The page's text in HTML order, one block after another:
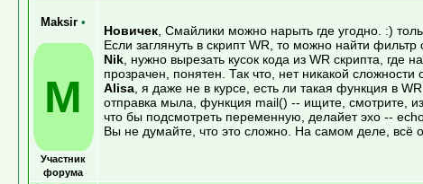
Maksir •
M
Участник
форума
Новичек, Смайлики можно нарыть где угодно. :)
Если заглянуть в скрипт WR, то можно найти
Nik, нужно вырезать кусок кода из WR скрипта,
прозрачен, понятен. Так что, нет никакой сложности
Alisa, я даже не в курсе, есть ли такая функция в
отправка мыла, функция mail() -- ищите, смотрите,
что бы подсмотреть переменную, делайет эхо --
Вы не думайте, что это сложно. На самом деле, всё